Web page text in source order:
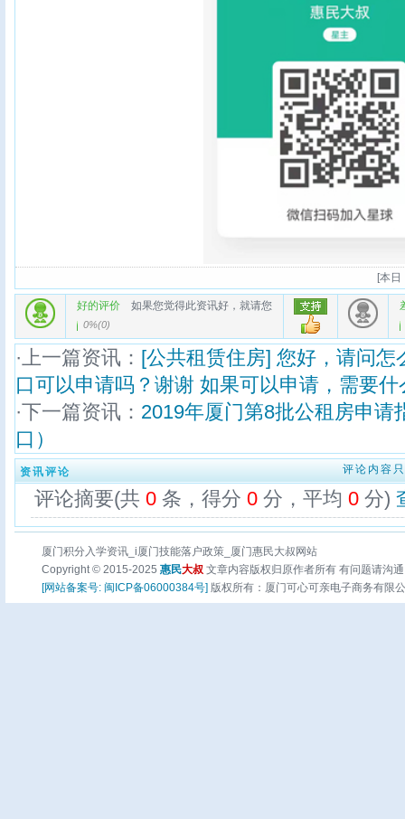
[本日
好的评价 如果您觉得此资讯好，就请您
0%(0)
·上一篇资讯： [公共租赁住房] 您好，请问
口可以申请吗？谢谢 如果可以申请，需要
·下一篇资讯： 2019年厦门第8批公租房申请
口）
资讯评论 评论内容
评论摘要(共 0 条，得分 0 分，平均 0 分)
厦门积分入学资讯_i厦门技能落户政策_厦门惠民大叔网站
Copyright © 2015-2025 惠民大叔 文章内容版权归原作者所有 有问题请沟
[网站备案号: 闽ICP备06000384号] 版权所有：厦门可心可亲电子商务有限